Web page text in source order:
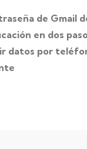
de Gmail
en dos
datos por